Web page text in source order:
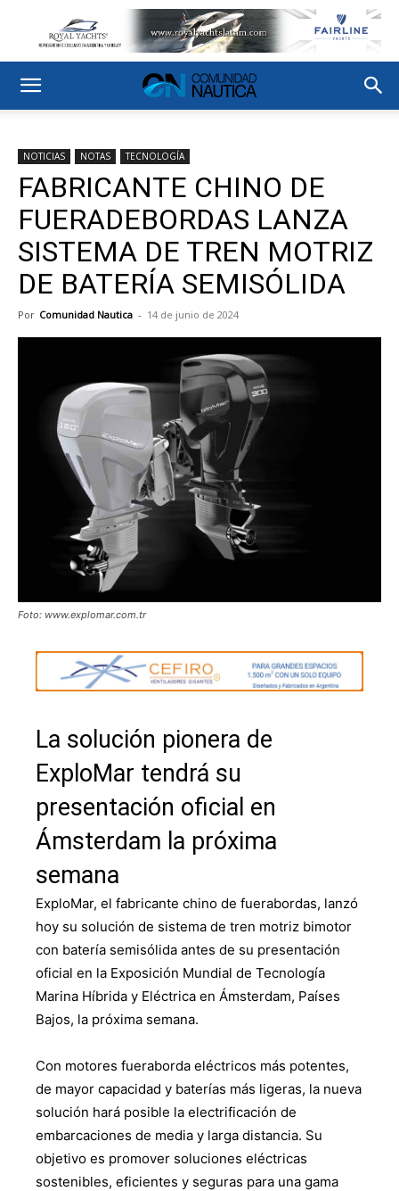
NOTICIAS NOTAS TECNOLOGÍA
FABRICANTE CHINO DE
FUERADEBORDAS LANZA
SISTEMA DE TREN MOTRIZ
DE BATERÍA SEMISÓLIDA
Por Comunidad Nautica - 14 de junio de 2024
Foto: www.explomar.com.tr
La solución pionera de
ExploMar tendrá su
presentación oficial en
Ámsterdam la próxima
semana
ExploMar, el fabricante chino de fuerabordas, lanzó
hoy su solución de sistema de tren motriz bimotor
con batería semisólida antes de su presentación
oficial en la Exposición Mundial de Tecnología
Marina Híbrida y Eléctrica en Ámsterdam, Países
Bajos, la próxima semana.
Con motores fueraborda eléctricos más potentes,
de mayor capacidad y baterías más ligeras, la nueva
solución hará posible la electrificación de
embarcaciones de media y larga distancia. Su
objetivo es promover soluciones eléctricas
sostenibles, eficientes y seguras para una gama